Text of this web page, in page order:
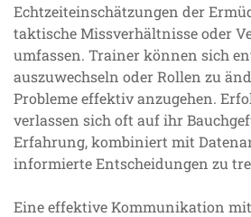
Echtzeiteinschätzungen der
taktische Missverhältnisse oder
umfassen. Trainer können sich
auszuwechseln oder Rollen zu
Probleme effektiv anzugehen.
verlassen sich oft auf ihr
Erfahrung, kombiniert mit
informierte Entscheidungen zu
Eine effektive Kommunikation